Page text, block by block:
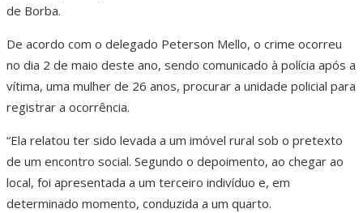
de Borba.
De acordo com o delegado Peterson Mello, o crime ocorreu
no dia 2 de maio deste ano, sendo comunicado à polícia após a
vítima, uma mulher de 26 anos, procurar a unidade policial para
registrar a ocorrência.
“Ela relatou ter sido levada a um imóvel rural sob o pretexto
de um encontro social. Segundo o depoimento, ao chegar ao
local, foi apresentada a um terceiro indivíduo e, em
determinado momento, conduzida a um quarto.